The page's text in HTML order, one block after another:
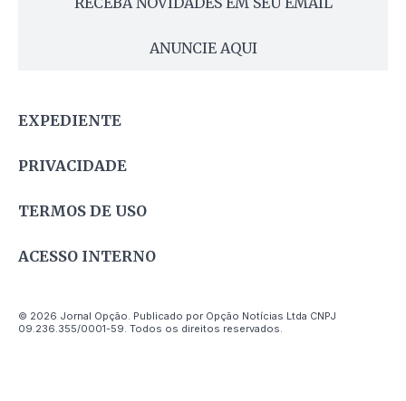
ANUNCIE AQUI
EXPEDIENTE
PRIVACIDADE
TERMOS DE USO
ACESSO INTERNO
© 2026 Jornal Opção. Publicado por Opção Notícias Ltda CNPJ
09.236.355/0001-59. Todos os direitos reservados.